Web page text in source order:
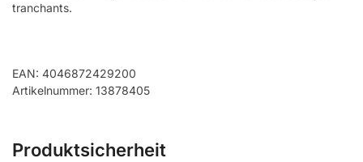
tranchants.
EAN: 4046872429200
Artikelnummer: 13878405
Produktsicherheit